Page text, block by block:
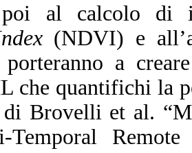
poi al calcolo
(NDVI) e
a
che quantifichi la
di Brovelli et al.